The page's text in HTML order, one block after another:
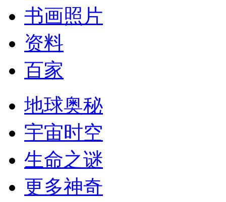
书画照片
资料
百家
地球奥秘
宇宙时空
生命之谜
更多神奇